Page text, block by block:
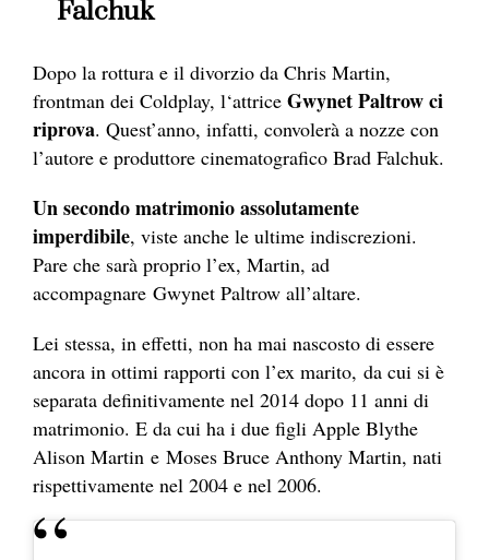
Falchuk
Dopo la rottura e il divorzio da Chris Martin,
frontman dei Coldplay, l‘attrice Gwynet Paltrow ci
riprova. Quest’anno, infatti, convolerà a nozze con
l’autore e produttore cinematografico Brad Falchuk.
Un secondo matrimonio assolutamente
imperdibile, viste anche le ultime indiscrezioni.
Pare che sarà proprio l’ex, Martin, ad
accompagnare Gwynet Paltrow all’altare.
Lei stessa, in effetti, non ha mai nascosto di essere
ancora in ottimi rapporti con l’ex marito, da cui si è
separata definitivamente nel 2014 dopo 11 anni di
matrimonio. E da cui ha i due figli Apple Blythe
Alison Martin e Moses Bruce Anthony Martin, nati
rispettivamente nel 2004 e nel 2006.